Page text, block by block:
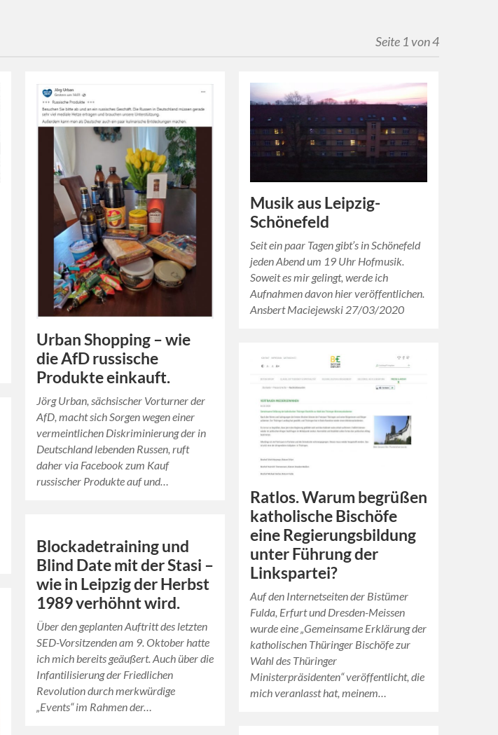
Seite 1 von 4
Urban Shopping – wie
die AfD russische
Produkte einkauft.
Jörg Urban, sächsischer Vorturner der
AfD, macht sich Sorgen wegen einer
vermeintlichen Diskriminierung der in
Deutschland lebenden Russen, ruft
daher via Facebook zum Kauf
russischer Produkte auf und…
Musik aus Leipzig-
Schönefeld
Seit ein paar Tagen gibt’s in Schönefeld
jeden Abend um 19 Uhr Hofmusik.
Soweit es mir gelingt, werde ich
Aufnahmen davon hier veröffentlichen.
Ansbert Maciejewski 27/03/2020
Ratlos. Warum begrüßen
katholische Bischöfe
eine Regierungsbildung
unter Führung der
Linkspartei?
Auf den Internetseiten der Bistümer
Fulda, Erfurt und Dresden-Meissen
wurde eine „Gemeinsame Erklärung der
katholischen Thüringer Bischöfe zur
Wahl des Thüringer
Ministerpräsidenten“ veröffentlicht, die
mich veranlasst hat, meinem…
Blockadetraining und
Blind Date mit der Stasi –
wie in Leipzig der Herbst
1989 verhöhnt wird.
Über den geplanten Auftritt des letzten
SED-Vorsitzenden am 9. Oktober hatte
ich mich bereits geäußert. Auch über die
Infantilisierung der Friedlichen
Revolution durch merkwürdige
„Events“ im Rahmen der…